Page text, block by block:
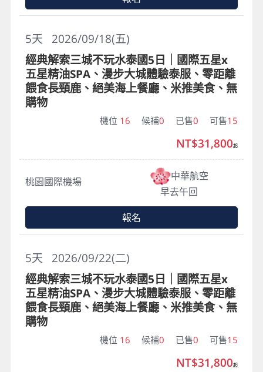
2026/09/18(五)
5天
經典解索三城不玩水泰國5日｜國際五星x
五星精油SPA、漫步大城體驗泰服、零距離
餵食長頸鹿、絕美海上餐廳、米推美食、無
購物
機位 16 候補0 已售0 可售15
桃園國際機場
中華航空
早去午回
NT$31,800起
報名
2026/09/22(二)
5天
經典解索三城不玩水泰國5日｜國際五星x
五星精油SPA、漫步大城體驗泰服、零距離
餵食長頸鹿、絕美海上餐廳、米推美食、無
購物
機位 16 候補0 已售0 可售15
NT$31,800起